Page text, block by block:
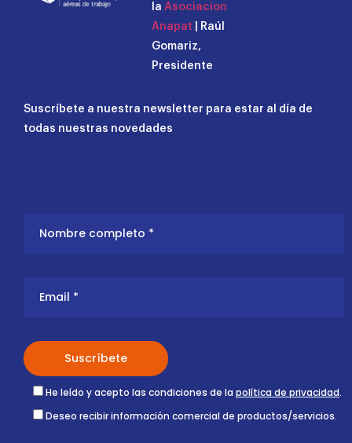
la Asociacion
Anapat | Raúl
Gomariz,
Presidente
Suscríbete a nuestra newsletter para estar al día de
todas nuestras novedades
He leído y acepto las condiciones de la política de privacidad.
Deseo recibir información comercial de productos/servicios.